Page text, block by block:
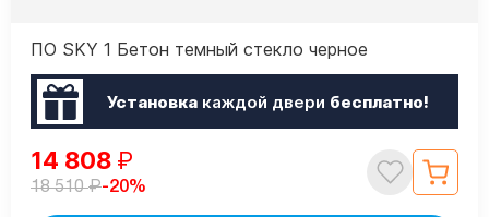
ПО SKY 1 Бетон темный стекло черное
Установкакаждой двери бесплатно!
14 808 ₽
18 510₽-20%